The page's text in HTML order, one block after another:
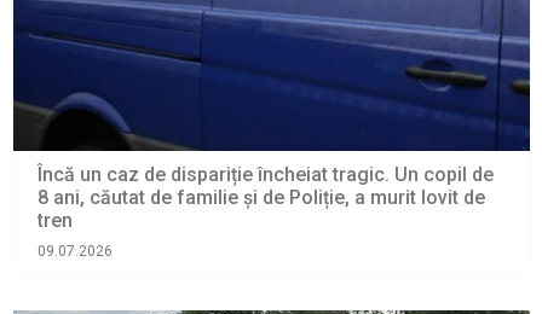
Încă un caz de dispariție încheiat tragic. Un copil de
8 ani, căutat de familie și de Poliție, a murit lovit de
tren
09.07.2026